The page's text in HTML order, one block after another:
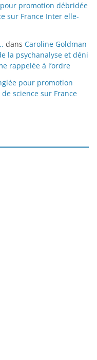
promotion débridée
sur France Inter elle-
dans Caroline Goldman
la psychanalyse et déni
rappelée à l’ordre
pour promotion
science sur France